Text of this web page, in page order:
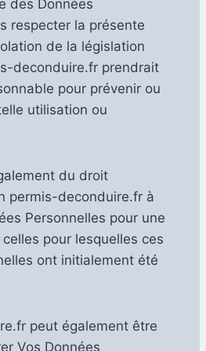
des Données
respecter la présente
de la législation
deconduire.fr prendrait
pour prévenir ou
utilisation ou
du droit
permis-deconduire.fr à
Personnelles pour une
pour lesquelles ces
ont initialement été
peut également être
Vos Données